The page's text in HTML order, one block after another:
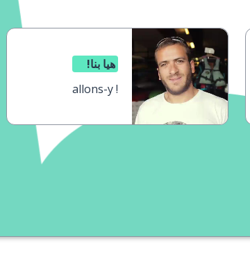
هيا بنا!
allons-y !